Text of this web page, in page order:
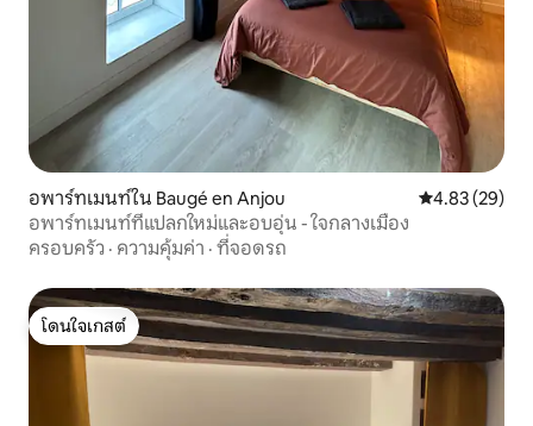
อพาร์ทเมนท์ใน Baugé en Anjou คะแนนเฉลี่ย
4.83 (29)
อพาร์ทเมนท์ที่แปลกใหม่และอบอุ่น - ใจกลางเมือง
ครอบครัว · ความคุ้มค่า · ที่จอดรถ
โดนใจเกสต์
โดนใจเกสต์